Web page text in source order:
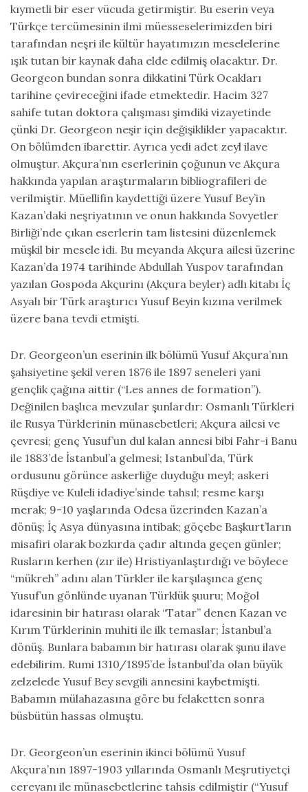
kıymetli bir eser vücuda getirmiştir. Bu eserin veya
Türkçe tercümesinin ilmi müesseselerimizden biri
tarafından neşri ile kültür hayatımızın meselelerine
ışık tutan bir kaynak daha elde edilmiş olacaktır. Dr.
Georgeon bundan sonra dikkatini Türk Ocakları
tarihine çevireceğini ifade etmektedir. Hacim 327
sahife tutan doktora çalışması şimdiki vizayetinde
çünki Dr. Georgeon neşir için değişiklikler yapacaktır.
On bölümden ibarettir. Ayrıca yedi adet zeyl ilave
olmuştur. Akçura’nın eserlerinin çoğunun ve Akçura
hakkında yapılan araştırmaların bibliografileri de
verilmiştir. Müellifin kaydettiği üzere Yusuf Bey’in
Kazan’daki neşriyatının ve onun hakkında Sovyetler
Birliği’nde çıkan eserlerin tam listesini düzenlemek
müşkil bir mesele idi. Bu meyanda Akçura ailesi üzerine
Kazan’da 1974 tarihinde Abdullah Yuspov tarafından
yazılan Gospoda Akçurinı (Akçura beyler) adlı kitabı İç
Asyalı bir Türk araştırıcı Yusuf Beyin kızına verilmek
üzere bana tevdi etmişti.
Dr. Georgeon’un eserinin ilk bölümü Yusuf Akçura’nın
şahsiyetine şekil veren 1876 ile 1897 seneleri yani
gençlik çağına aittir (“Les annes de formation”).
Değinilen başlıca mevzular şunlardır: Osmanlı Türkleri
ile Rusya Türklerinin münasebetleri; Akçura ailesi ve
çevresi; genç Yusuf’un dul kalan annesi bibi Fahr-i Banu
ile 1883’de İstanbul’a gelmesi; Istanbul’da, Türk
ordusunu görünce askerliğe duyduğu meyl; askeri
Rüşdiye ve Kuleli idadiye’sinde tahsıl; resme karşı
merak; 9-10 yaşlarında Odesa üzerinden Kazan’a
dönüş; İç Asya dünyasına intibak; göçebe Başkurt’ların
misafiri olarak bozkırda çadır altında geçen günler;
Rusların kerhen (zır ile) Hristiyanlaştırdığı ve böylece
“mükreh” adını alan Türkler ile karşılaşınca genç
Yusuf’un gönlünde uyanan Türklük şuuru; Moğol
idaresinin bir hatırası olarak “Tatar” denen Kazan ve
Kırım Türklerinin muhiti ile ilk temaslar; İstanbul’a
dönüş. Bunlara babamın bir hatırası olarak şunu ilave
edebilirim. Rumi 1310/1895’de İstanbul’da olan büyük
zelzelede Yusuf Bey sevgili annesini kaybetmişti.
Babamın mülahazasına göre bu felaketten sonra
büsbütün hassas olmuştu.
Dr. Georgeon’un eserinin ikinci bölümü Yusuf
Akçura’nın 1897-1903 yıllarında Osmanlı Meşrutiyetçi
cereyanı ile münasebetlerine tahsis edilmiştir (“Yusuf